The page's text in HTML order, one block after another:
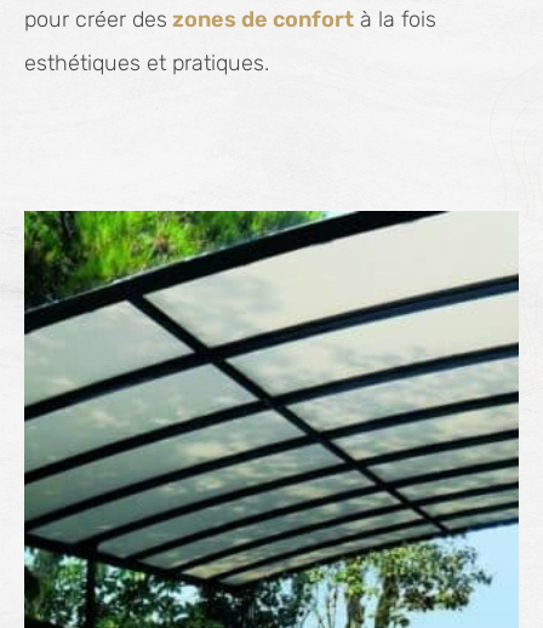
pour créer des zones de confort à la fois
esthétiques et pratiques.